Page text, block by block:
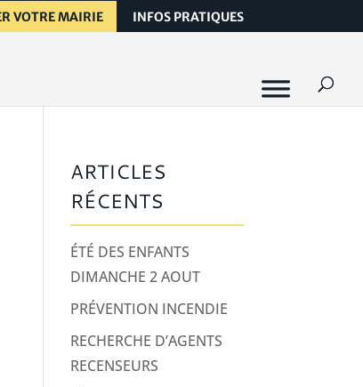
VOTRE MAIRIE INFOS PRATIQUES
ARTICLES
RÉCENTS
ÉTÉ DES ENFANTS
DIMANCHE 2 AOUT
PRÉVENTION INCENDIE
RECHERCHE D’AGENTS
RECENSEURS